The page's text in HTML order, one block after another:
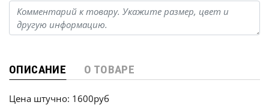
ОПИСАНИЕ О ТОВАРЕ
Цена штучно: 1600руб